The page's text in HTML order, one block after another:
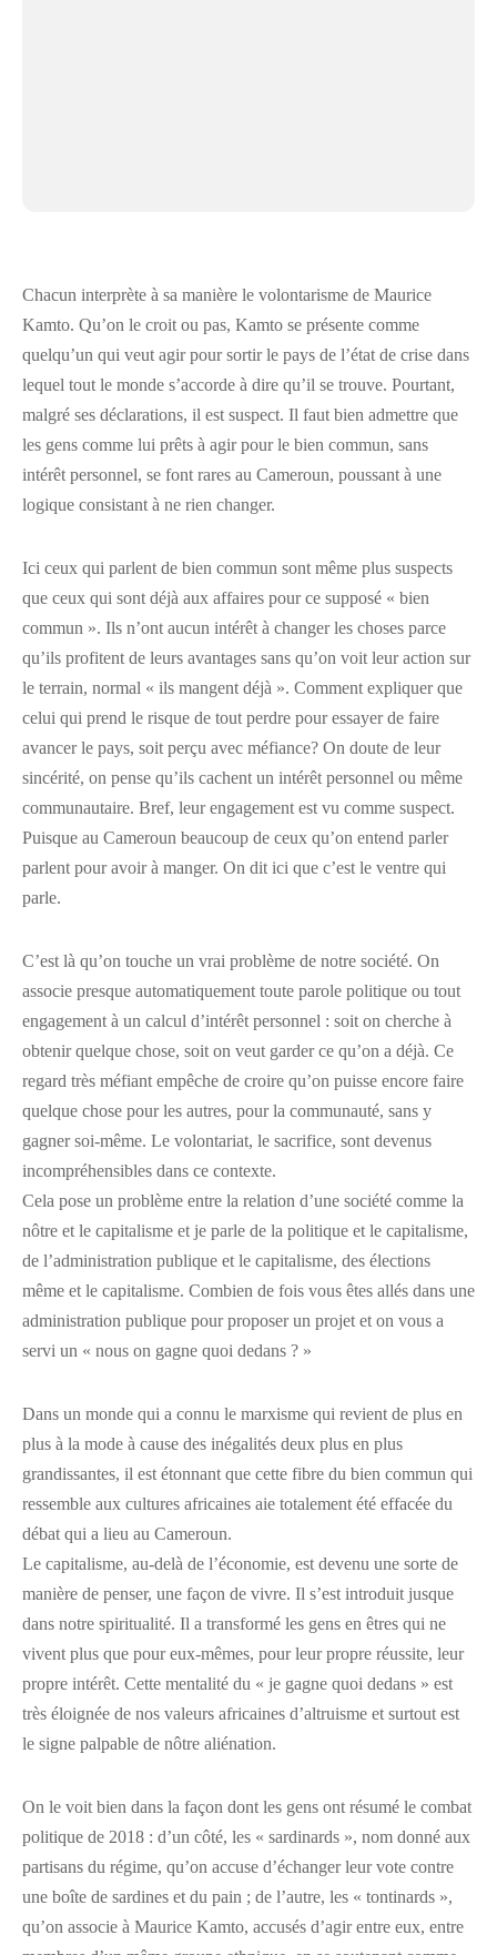
Chacun interprète à sa manière le volontarisme de Maurice
Kamto. Qu’on le croit ou pas, Kamto se présente comme
quelqu’un qui veut agir pour sortir le pays de l’état de crise dans
lequel tout le monde s’accorde à dire qu’il se trouve. Pourtant,
malgré ses déclarations, il est suspect. Il faut bien admettre que
les gens comme lui prêts à agir pour le bien commun, sans
intérêt personnel, se font rares au Cameroun, poussant à une
logique consistant à ne rien changer.
Ici ceux qui parlent de bien commun sont même plus suspects
que ceux qui sont déjà aux affaires pour ce supposé « bien
commun ». Ils n’ont aucun intérêt à changer les choses parce
qu’ils profitent de leurs avantages sans qu’on voit leur action sur
le terrain, normal « ils mangent déjà ». Comment expliquer que
celui qui prend le risque de tout perdre pour essayer de faire
avancer le pays, soit perçu avec méfiance? On doute de leur
sincérité, on pense qu’ils cachent un intérêt personnel ou même
communautaire. Bref, leur engagement est vu comme suspect.
Puisque au Cameroun beaucoup de ceux qu’on entend parler
parlent pour avoir à manger. On dit ici que c’est le ventre qui
parle.
C’est là qu’on touche un vrai problème de notre société. On
associe presque automatiquement toute parole politique ou tout
engagement à un calcul d’intérêt personnel : soit on cherche à
obtenir quelque chose, soit on veut garder ce qu’on a déjà. Ce
regard très méfiant empêche de croire qu’on puisse encore faire
quelque chose pour les autres, pour la communauté, sans y
gagner soi-même. Le volontariat, le sacrifice, sont devenus
incompréhensibles dans ce contexte.
Cela pose un problème entre la relation d’une société comme la
nôtre et le capitalisme et je parle de la politique et le capitalisme,
de l’administration publique et le capitalisme, des élections
même et le capitalisme. Combien de fois vous êtes allés dans une
administration publique pour proposer un projet et on vous a
servi un « nous on gagne quoi dedans ? »
Dans un monde qui a connu le marxisme qui revient de plus en
plus à la mode à cause des inégalités deux plus en plus
grandissantes, il est étonnant que cette fibre du bien commun qui
ressemble aux cultures africaines aie totalement été effacée du
débat qui a lieu au Cameroun.
Le capitalisme, au-delà de l’économie, est devenu une sorte de
manière de penser, une façon de vivre. Il s’est introduit jusque
dans notre spiritualité. Il a transformé les gens en êtres qui ne
vivent plus que pour eux-mêmes, pour leur propre réussite, leur
propre intérêt. Cette mentalité du « je gagne quoi dedans » est
très éloignée de nos valeurs africaines d’altruisme et surtout est
le signe palpable de nôtre aliénation.
On le voit bien dans la façon dont les gens ont résumé le combat
politique de 2018 : d’un côté, les « sardinards », nom donné aux
partisans du régime, qu’on accuse d’échanger leur vote contre
une boîte de sardines et du pain ; de l’autre, les « tontinards »,
qu’on associe à Maurice Kamto, accusés d’agir entre eux, entre